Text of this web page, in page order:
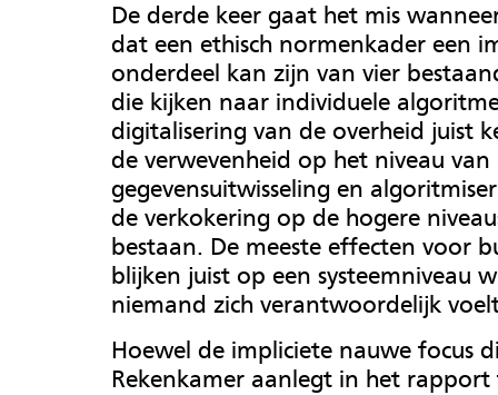
De derde keer gaat het mis
dat een ethisch normenkader een
onderdeel kan zijn van vier
die kijken naar individuele
digitalisering van de overheid juist
de verwevenheid op het niveau van
gegevensuitwisseling en
de verkokering op de hogere
bestaan. De meeste effecten voor
blijken juist op een systeemniveau
niemand zich verantwoordelijk
Hoewel de impliciete nauwe focus
Rekenkamer aanlegt in het rapport